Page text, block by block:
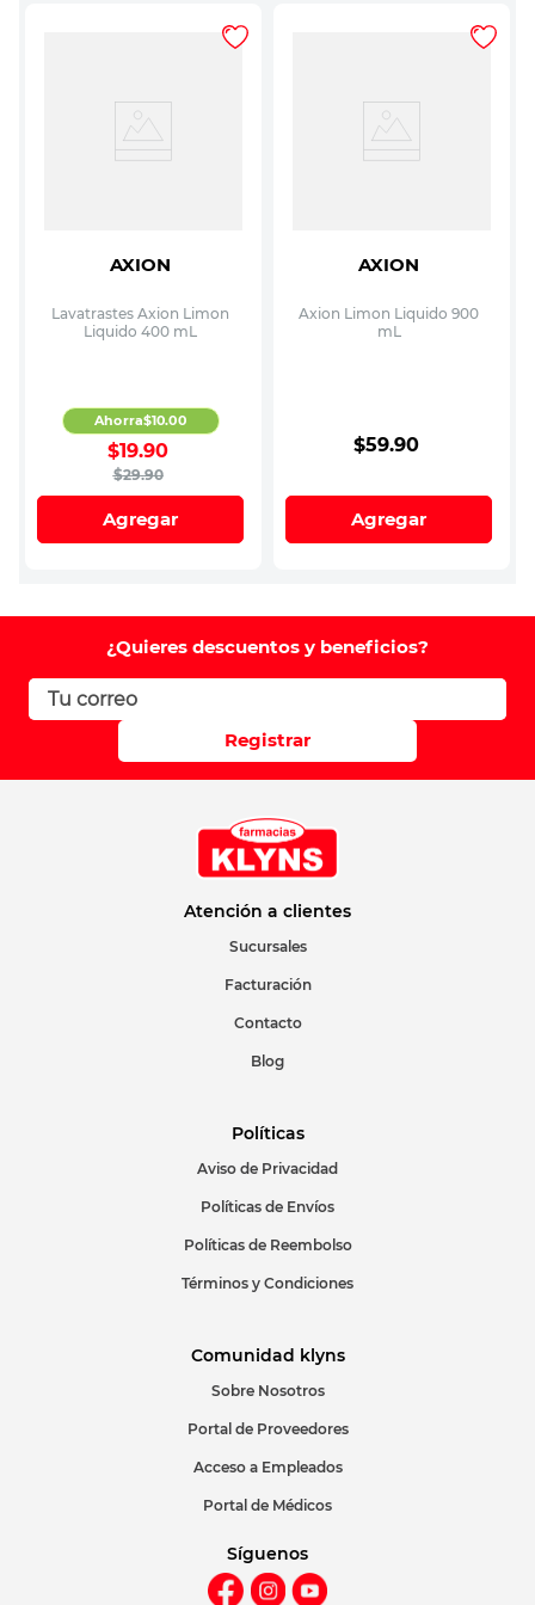
AXION
Lavatrastes Axion Limon
Liquido 400 mL
$29.90
$19.90
Ahorra$10.00
Agregar
AXION
Axion Limon Liquido 900
mL
$59.90
Agregar
¿Quieres descuentos y beneficios?
Registrar
Atención a clientes
Sucursales
Facturación
Contacto
Blog
Políticas
Aviso de Privacidad
Políticas de Envíos
Políticas de Reembolso
Términos y Condiciones
Comunidad klyns
Sobre Nosotros
Portal de Proveedores
Acceso a Empleados
Portal de Médicos
Síguenos